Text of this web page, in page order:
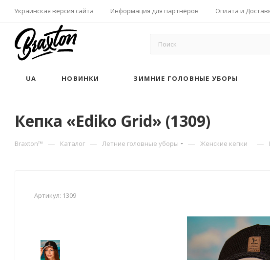
Украинская версия сайта Информация для партнёров Оплата и
UA НОВИНКИ ЗИМНИЕ ГОЛОВНЫЕ УБОРЫ
Кепка «Ediko Grid» (1309)
Braxton™ — Каталог — Летние головные уборы — Женские кепки —
Артикул: 1309